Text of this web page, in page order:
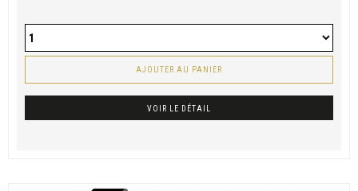
AJOUTER AU PANIER
VOIR LE DÉTAIL